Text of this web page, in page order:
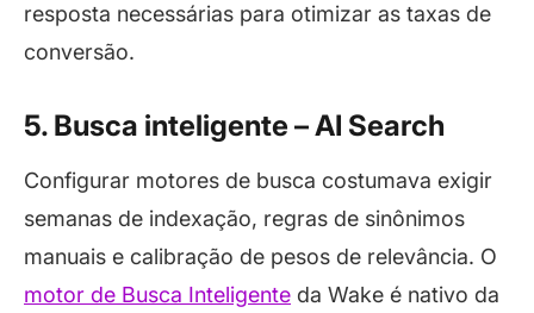
resposta necessárias para otimizar as taxas de
conversão.
5. Busca inteligente – AI Search
Configurar motores de busca costumava exigir
semanas de indexação, regras de sinônimos
manuais e calibração de pesos de relevância. O
motor de Busca Inteligente da Wake é nativo da